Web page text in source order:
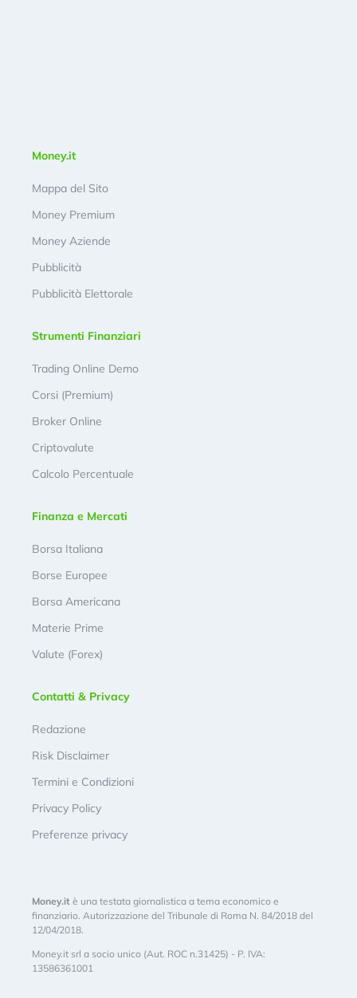
Money.it
Mappa del Sito
Money Premium
Money Aziende
Pubblicità
Pubblicità Elettorale
Strumenti Finanziari
Trading Online Demo
Corsi (Premium)
Broker Online
Criptovalute
Calcolo Percentuale
Finanza e Mercati
Borsa Italiana
Borse Europee
Borsa Americana
Materie Prime
Valute (Forex)
Contatti & Privacy
Redazione
Risk Disclaimer
Termini e Condizioni
Privacy Policy
Preferenze privacy
Money.it è una testata giornalistica a tema economico e
finanziario. Autorizzazione del Tribunale di Roma N. 84/2018 del
12/04/2018.
Money.it srl a socio unico (Aut. ROC n.31425) - P. IVA:
13586361001